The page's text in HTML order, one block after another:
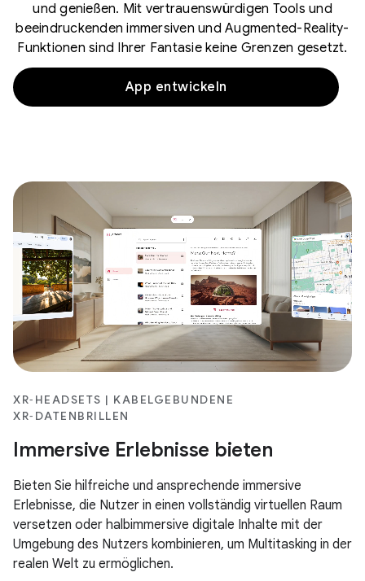
und genießen. Mit vertrauenswürdigen Tools und
beeindruckenden immersiven und Augmented-Reality-
Funktionen sind Ihrer Fantasie keine Grenzen gesetzt.
App entwickeln
XR‑HEADSETS | KABELGEBUNDENE
XR‑DATENBRILLEN
Immersive Erlebnisse bieten
Bieten Sie hilfreiche und ansprechende immersive
Erlebnisse, die Nutzer in einen vollständig virtuellen Raum
versetzen oder halbimmersive digitale Inhalte mit der
Umgebung des Nutzers kombinieren, um Multitasking in der
realen Welt zu ermöglichen.